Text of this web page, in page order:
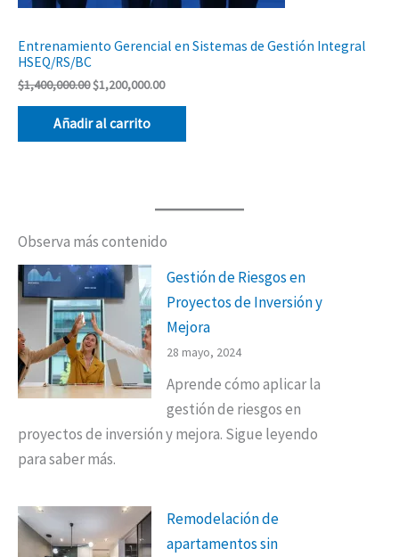
Entrenamiento Gerencial en Sistemas de Gestión Integral
HSEQ/RS/BC
$1,400,000.00$1,200,000.00
Añadir al carrito
Observa más contenido
Gestión de Riesgos en
Proyectos de Inversión y
Mejora
28 mayo, 2024
Aprende cómo aplicar la
gestión de riesgos en
proyectos de inversión y mejora. Sigue leyendo
para saber más.
Remodelación de
apartamentos sin